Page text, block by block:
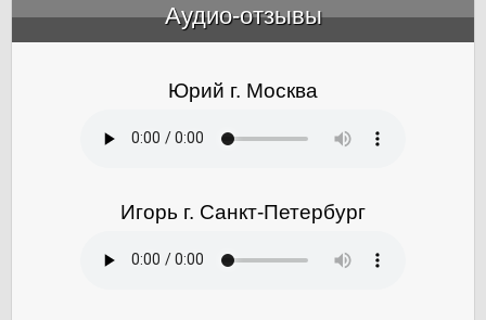
Аудио-отзывы
Юрий г. Москва
Игорь г. Санкт-Петербург